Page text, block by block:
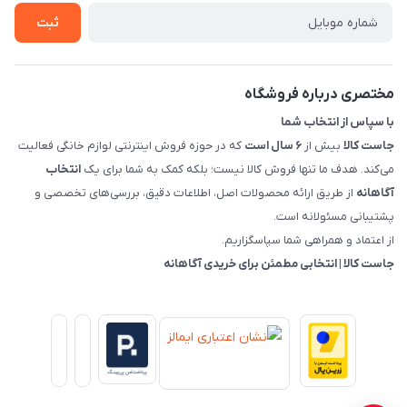
روش های بازگرداندن کالا
ثبت
مختصری درباره فروشگاه
با سپاس از انتخاب شما
جاست کالا بیش از ۶ سال است
که در حوزه فروش اینترنتی لوازم خانگی فعالیت
می‌کند. هدف ما تنها فروش کالا نیست؛ بلکه کمک به شما برای یک انتخاب
آگاهانه از طریق ارائه محصولات اصل، اطلاعات دقیق، بررسی‌های تخصصی و
پشتیبانی مسئولانه است.
از اعتماد و همراهی شما سپاسگزاریم.
جاست کالا | انتخابی مطمئن برای خریدی آگاهانه